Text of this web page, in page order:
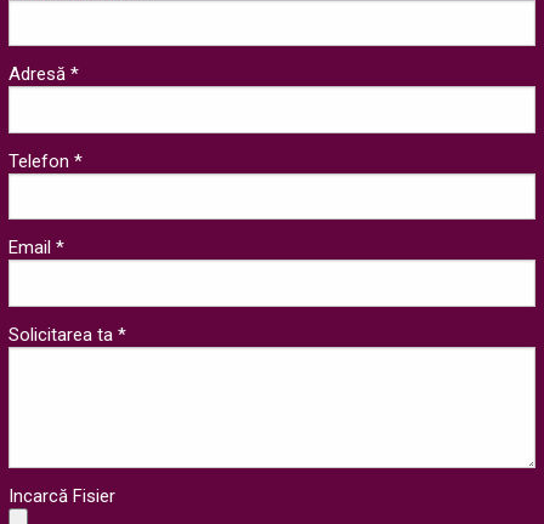
Adresă *
Telefon *
Email *
Solicitarea ta *
Incarcă Fisier